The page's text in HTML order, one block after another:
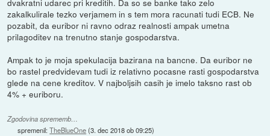
dvakratni udarec pri kreditih. Da so se banke tako zelo
zakalkulirale tezko verjamem in s tem mora racunati tudi ECB. Ne
pozabit, da euribor ni ravno odraz realnosti ampak umetna
prilagoditev na trenutno stanje gospodarstva.
Ampak to je moja spekulacija bazirana na bancne. Da euribor ne
bo rastel predvidevam tudi iz relativno pocasne rasti gospodarstva
glede na cene kreditov. V najboljsih casih je imelo taksno rast ob
4% + euriboru.
Zgodovina sprememb…
spremenil:TheBlueOne(3. dec 2018 ob 09:25)